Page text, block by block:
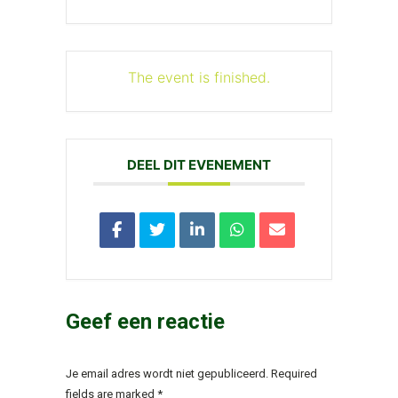
The event is finished.
DEEL DIT EVENEMENT
Geef een reactie
Je email adres wordt niet gepubliceerd. Required
fields are marked *